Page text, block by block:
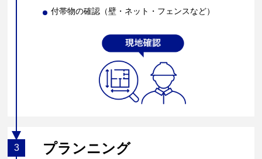
付帯物の確認（壁・ネット・フェンスなど）
3 プランニング